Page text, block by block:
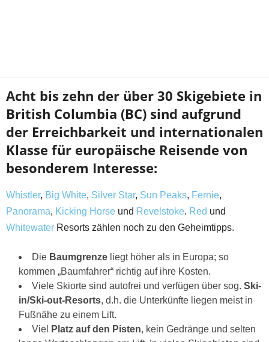
Acht bis zehn der über 30 Skigebiete in
British Columbia (BC) sind aufgrund
der Erreichbarkeit und internationalen
Klasse für europäische Reisende von
besonderem Interesse:
Whistler, Big White, Silver Star, Sun Peaks, Fernie,
Panorama, Kicking Horse und Revelstoke. Red und
Whitewater Resorts zählen noch zu den Geheimtipps.
Die Baumgrenze liegt höher als in Europa; so
kommen „Baumfahrer“ richtig auf ihre Kosten.
Viele Skiorte sind autofrei und verfügen über sog. Ski-
in/Ski-out-Resorts, d.h. die Unterkünfte liegen meist in
Fußnähe zu einem Lift.
Viel
Platz auf den Pisten, kein Gedränge und selten